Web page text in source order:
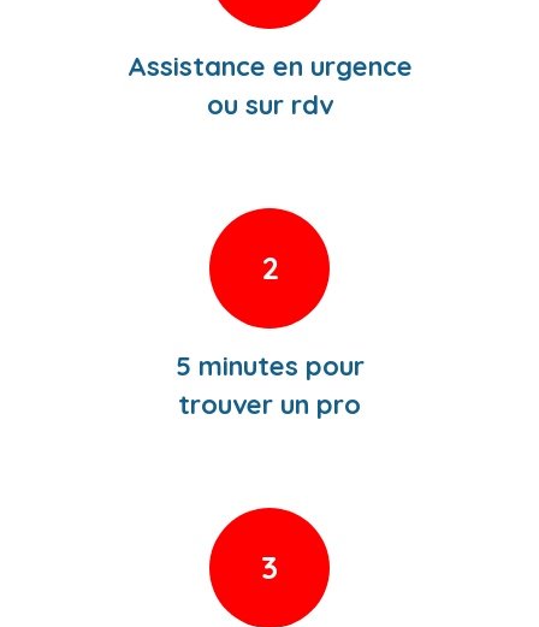
Assistance en urgence
ou sur rdv
2
5 minutes pour
trouver un pro
3